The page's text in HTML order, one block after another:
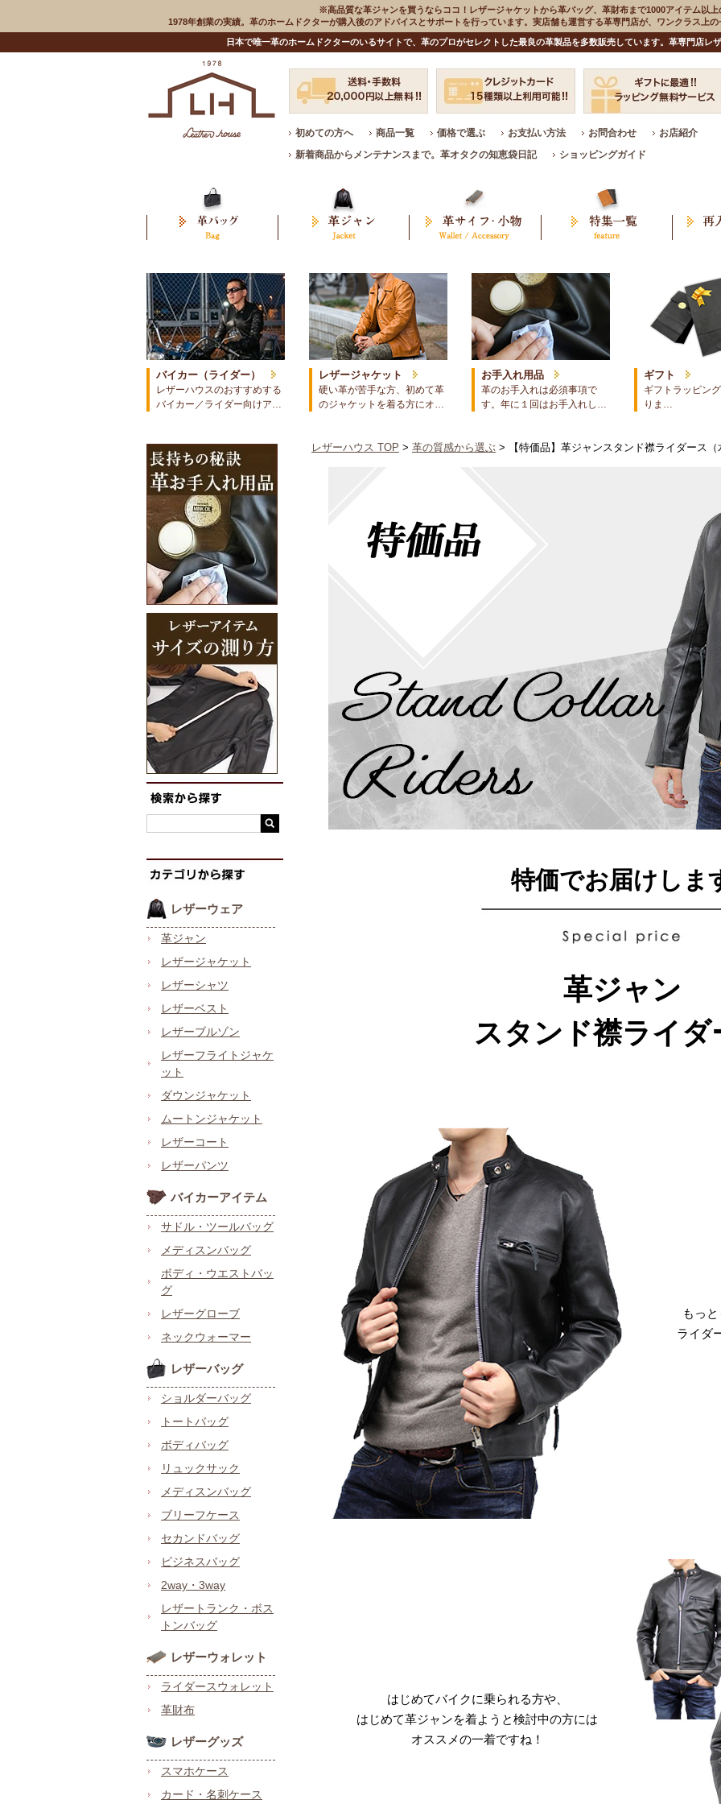
※高品質な革ジャンを買うならココ！レザージャケットから革バッグ、革財布まで1000アイテム以上
1978年創業の実績。革のホームドクターが購入後のアドバイスとサポートを行っています。実店舗も運営する革専門店が、ワンクラス上
日本で唯一革のホームドクターのいるサイトで、革のプロがセレクトした最良の革製品を多数販売しています。革専門店レ
初めての方へ 商品一覧 価格で選ぶ お支払い方法 お問合わせ
お店紹介
新着商品からメンテナンスまで。革オタクの知恵袋日記
ショッピングガイド
バイカー（ライダー）
レザーハウスのおすすめする
バイカー／ライダー向けア…
レザージャケット
硬い革が苦手な方、初めて革
のジャケットを着る方にオ…
お手入れ用品
革のお手入れは必須事項で
す。年に１回はお手入れし…
ギフト
ギフトラッピン
りま…
レザーウェア
革ジャン
レザージャケット
レザーシャツ
レザーベスト
レザーブルゾン
レザーフライトジャケ
ット
ダウンジャケット
ムートンジャケット
レザーコート
レザーパンツ
バイカーアイテム
サドル・ツールバッグ
メディスンバッグ
ボディ・ウエストバッ
グ
レザーグローブ
ネックウォーマー
レザーバッグ
ショルダーバッグ
トートバッグ
ボディバッグ
リュックサック
メディスンバッグ
ブリーフケース
セカンドバッグ
ビジネスバッグ
2way・3way
レザートランク・ボス
トンバッグ
レザーウォレット
ライダースウォレット
革財布
レザーグッズ
スマホケース
カード・名刺ケース
レザーハウス TOP > 革の質感から選ぶ > 【特価品】革ジャンスタンド襟ライダース
特価でお届けしま
革ジャン
スタンド襟ライダ
もっ
ライダ
はじめてバイクに乗られる方や、
はじめて革ジャンを着ようと検討中の方には
オススメの一着ですね！